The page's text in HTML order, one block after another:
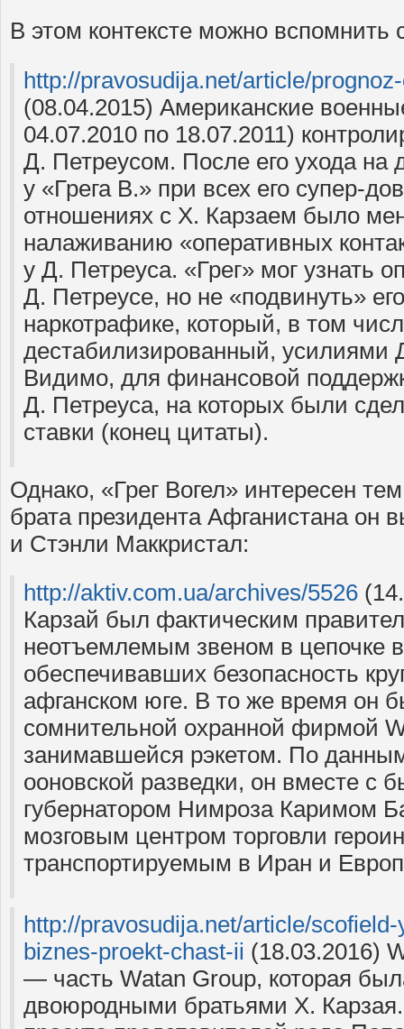
В этом контексте можно
http://pravosudija.net/article/
(08.04.2015) Американские
04.07.2010 по 18.07.2011)
Д. Петреусом. После его ухода на
у «Грега В.» при всех его супер-
отношениях с Х. Карзаем было
налаживанию «оперативных
у Д. Петреуса. «Грег» мог узнать
Д. Петреусе, но не «подвинуть»
наркотрафике, который, в том
дестабилизированный, усилиями
Видимо, для финансовой
Д. Петреуса, на которых были
ставки (конец цитаты).
Однако, «Грег Вогел» интересен
брата президента Афганистана он
и Стэнли Маккристал:
http://aktiv.com.ua/archives/5526
Карзай был фактическим
неотъемлемым звеном в цепочке
обеспечивавших безопасность
афганском юге. В то же время он
сомнительной охранной фирмой
занимавшейся рэкетом. По
ооновской разведки, он вместе
губернатором Нимроза Каримом
мозговым центром торговли
транспортируемым в Иран и
http://pravosudija.net/article/
biznes-proekt-chast-ii (18.03.2016)
— часть Watan Group, которая
двоюродными братьями Х. Карзая.